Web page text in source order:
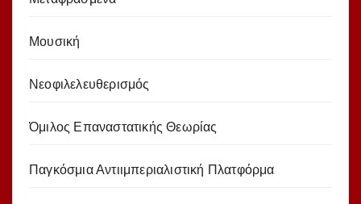
Μουσική
Νεοφιλελευθερισμός
Όμιλος Επαναστατικής Θεωρίας
Παγκόσμια Αντιιμπεριαλιστική Πλατφόρμα